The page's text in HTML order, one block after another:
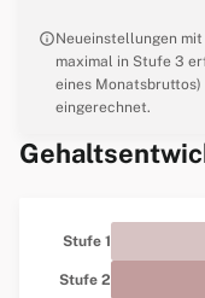
infoNeueinstellungen
maximal in Stufe 3
eines
eingerechnet.
Stufe 1
Stufe 2